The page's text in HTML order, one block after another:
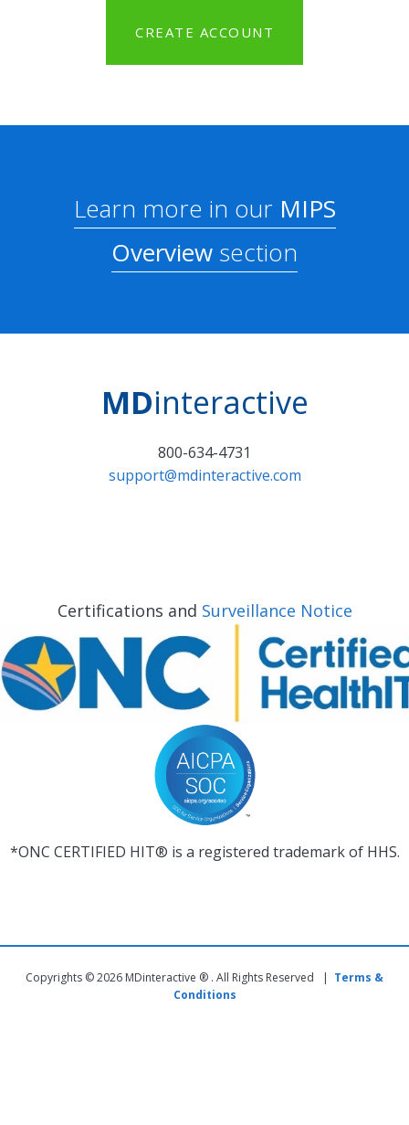
CREATE ACCOUNT
Learn more in ourMIPS
Overview section
MDinteractive
800-634-4731
support@mdinteractive.com
Certifications and Surveillance Notice
*ONC CERTIFIED HIT® is a registered trademark of HHS.
Copyrights © 2026 MDinteractive ® . All Rights Reserved | Terms &
Conditions